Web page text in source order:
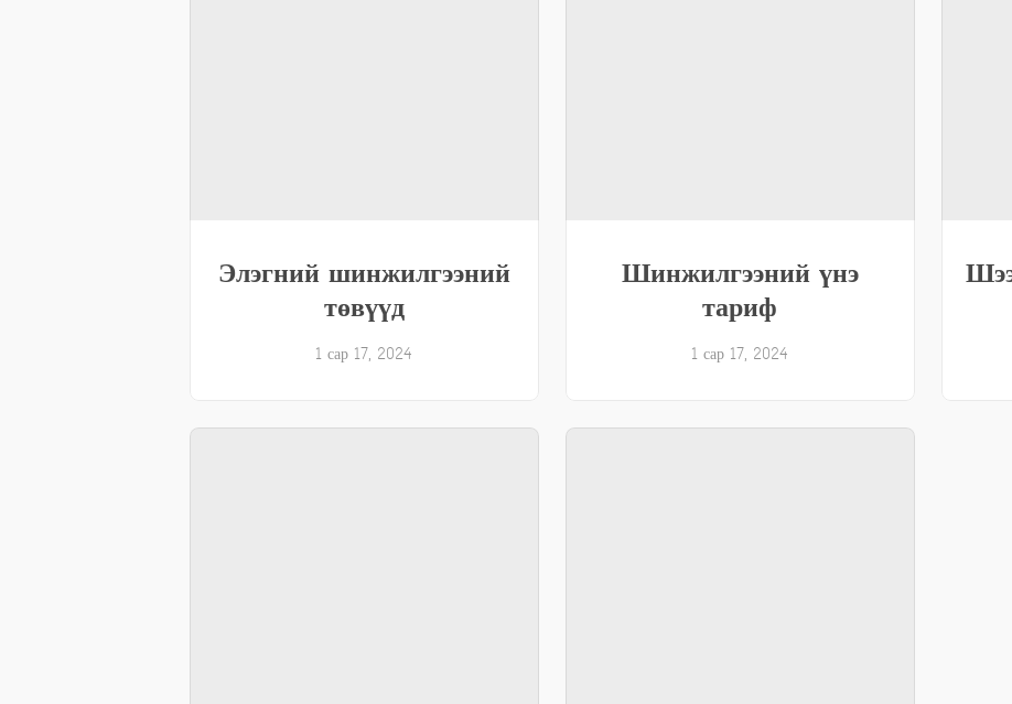
Элэгний шинжилгээний
төвүүд
1 сар 17, 2024
Шинжилгээний үнэ
тариф
1 сар 17, 2024